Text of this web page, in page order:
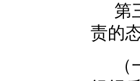
第
责的